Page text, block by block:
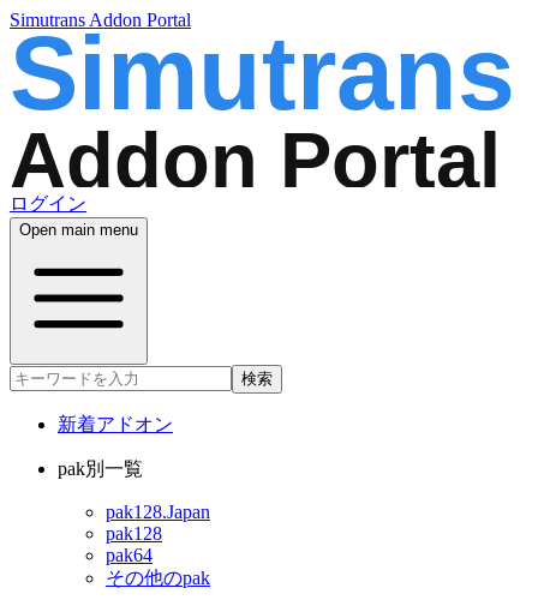
Simutrans Addon Portal
ログイン
Open main menu
検索
新着アドオン
pak別一覧
pak128.Japan
pak128
pak64
その他のpak